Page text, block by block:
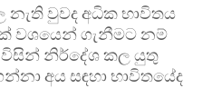
නැති වුවද අධික භාවිතය
වශයෙන් ගැනීමට නම්
නිර්දේශ කල යුතු
අය සඳහා භාවිතයේද